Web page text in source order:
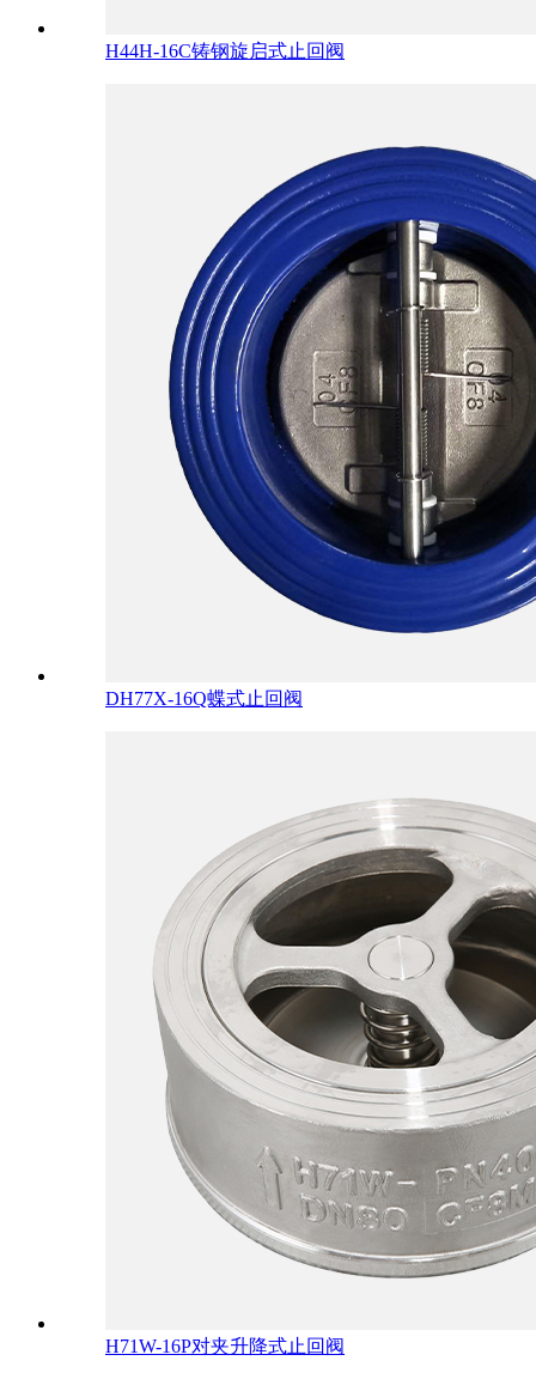
H44H-16C铸钢旋启式止回阀
DH77X-16Q蝶式止回阀
H71W-16P对夹升降式止回阀